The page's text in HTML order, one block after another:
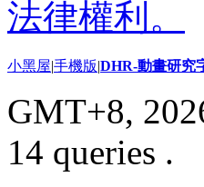
法律權利。
小黑屋|手機版|DHR-動畫研究
GMT+8,
14 queries .